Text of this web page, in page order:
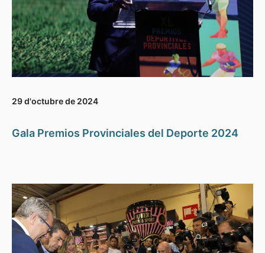
29 d'octubre de 2024
Gala Premios Provinciales del Deporte 2024